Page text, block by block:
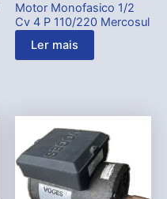
Motor Monofasico 1/2
Cv 4 P 110/220 Mercosul
Ler mais